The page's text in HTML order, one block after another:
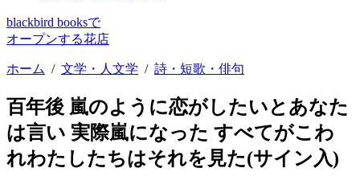
blackbird booksで
オープンする花店
ホーム / 文学・人文学 / 詩・短歌・俳句
百年後 嵐のように恋がしたいとあなた
は言い 実際嵐になった すべてがこわ
れわたしたちはそれを見た(サイン入)